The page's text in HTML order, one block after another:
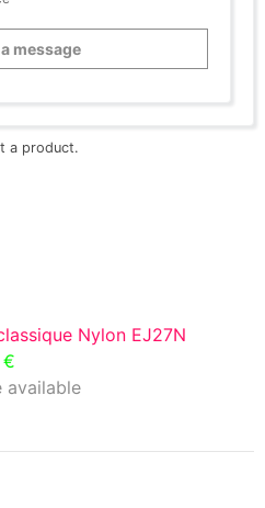
message
a product.
Nylon EJ27N
€
available